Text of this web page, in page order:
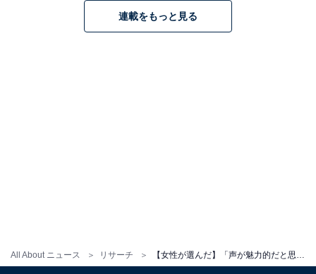
All About ニュース リサーチ
る」（30代女性／東京都）
連載をもっと見る